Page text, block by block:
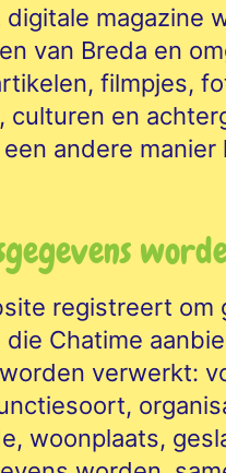
digitale magazine
van Breda en
filmpjes,
culturen en
andere
registreert om
Chatime
verwerkt:
woonplaats,